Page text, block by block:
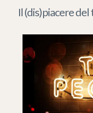
Il (dis)piacere del